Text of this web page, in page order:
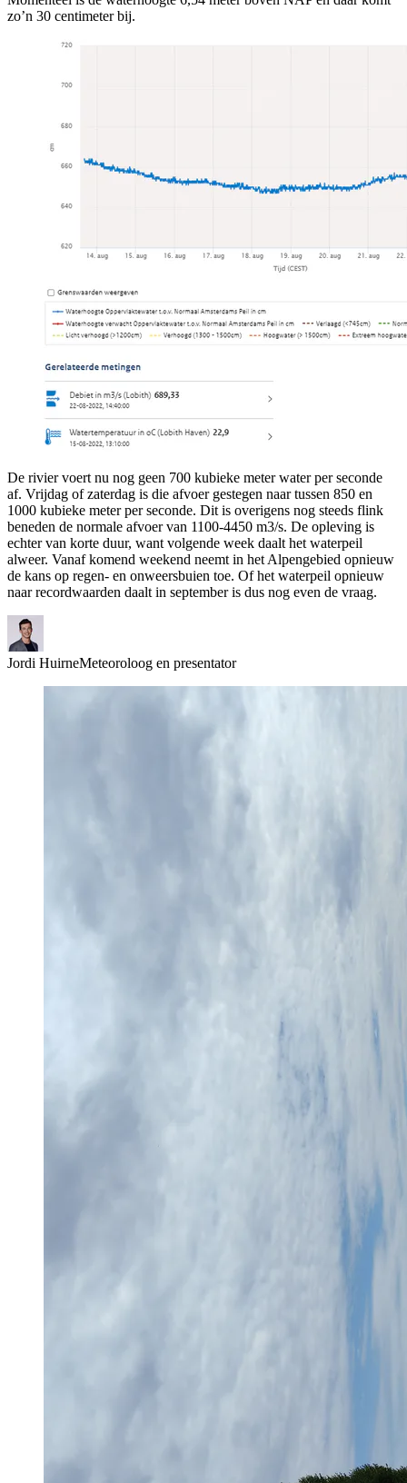
zo’n 30 centimeter bij.
De rivier voert nu nog geen 700 kubieke meter water per seconde
af. Vrijdag of zaterdag is die afvoer gestegen naar tussen 850 en
1000 kubieke meter per seconde. Dit is overigens nog steeds flink
beneden de normale afvoer van 1100-4450 m3/s. De opleving is
echter van korte duur, want volgende week daalt het waterpeil
alweer. Vanaf komend weekend neemt in het Alpengebied opnieuw
de kans op regen- en onweersbuien toe. Of het waterpeil opnieuw
naar recordwaarden daalt in september is dus nog even de vraag.
Jordi HuirneMeteoroloog en presentator